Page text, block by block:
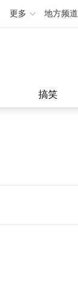
更多 地方频道
搞笑